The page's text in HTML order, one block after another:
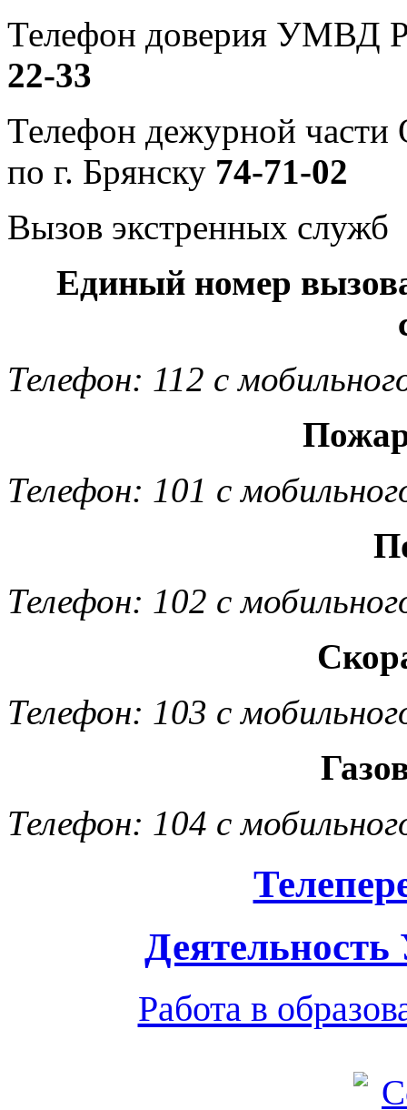
Телефон доверия УМВД
22-33
Телефон дежурной
по г. Брянску 74-71-02
Вызов экстренных служб
Единый номер
Телефон: 112 с
Телефон: 101 с
Телефон: 102 с
Телефон: 103 с
Телефон: 104 с
Работа в